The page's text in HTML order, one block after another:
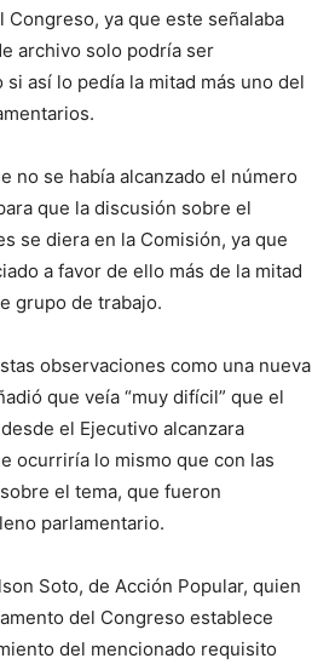
ya que este señalaba
archivo solo podría ser
así lo pedía la mitad más uno del
no se había alcanzado el número
que la discusión sobre el
se diera en la Comisión, ya que
a favor de ello más de la mitad
grupo de trabajo.
observaciones como una nueva
que veía “muy difícil” que el
el Ejecutivo alcanzara
ocurriría lo mismo que con las
el tema, que fueron
parlamentario.
Soto, de Acción Popular, quien
del Congreso establece
del mencionado requisito